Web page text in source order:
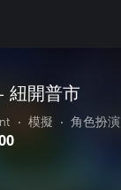
紐開普市
• 模擬 • 角色扮演